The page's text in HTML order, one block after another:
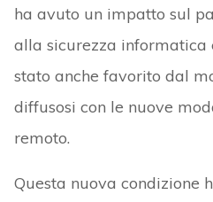
ha avuto un impatto sul
alla sicurezza informatica
stato anche favorito dal
diffusosi con le nuove
remoto.
Questa nuova condizione